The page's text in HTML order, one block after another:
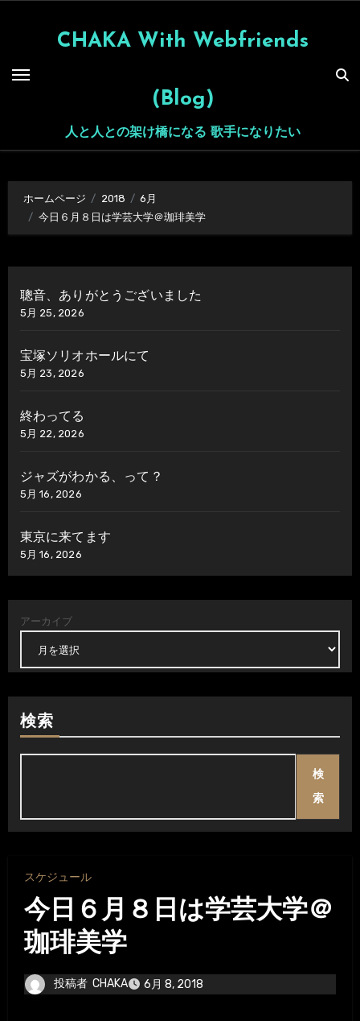
CHAKA With Webfriends
(Blog)
人と人との架け橋になる 歌手になりたい
ホームページ 2018
6月
今日６月８日は学芸大学＠珈琲美学
聰音、ありがとうございました
5月 25, 2026
宝塚ソリオホールにて
5月 23, 2026
終わってる
5月 22, 2026
ジャズがわかる、って？
5月 16, 2026
東京に来てます
5月 16, 2026
アーカイブ
検索
検
索
スケジュール
今日６月８日は学芸大学＠
珈琲美学
投稿者 CHAKA 6月 8, 2018